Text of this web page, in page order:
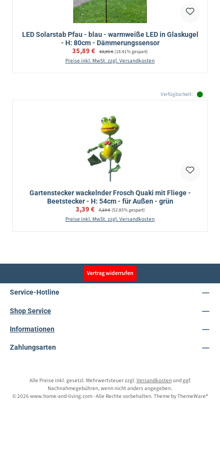
LED Solarstab Pfau - blau - warmweiße LED in Glaskugel
- H: 80cm - Dämmerungssensor
Verkaufspreis:
35,89 € Regulärer Preis:
43,99 €(18.41% gespart)
Preise inkl. MwSt. zzgl. Versandkosten
Verfügbarkeit:
Gartenstecker wackelnder Frosch Quaki mit Fliege -
Beetstecker - H: 54cm - für Außen - grün
Verkaufspreis:
3,39 € Regulärer Preis:
7,19 €(52.85% gespart)
Preise inkl. MwSt. zzgl. Versandkosten
Vertrag widerrufen
Service-Hotline
Shop Service
Informationen
Zahlungsarten
Alle Preise inkl. gesetzl. Mehrwertsteuer zzgl. Versandkostenund ggf.
Nachnahmegebühren, wenn nicht anders angegeben.
© 2026 www.home-and-living.com - Alle Rechte vorbehalten. Theme byThemeWare®